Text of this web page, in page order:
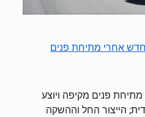
אחרי מתיחת פנים
פנים מקיפה ויוצע
הייצור החל וההשקה